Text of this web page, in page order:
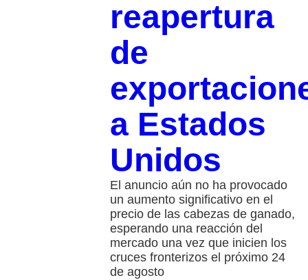
reapertura
de
a Estados
Unidos
El anuncio aún no ha provocado
un aumento significativo en el
precio de las cabezas de ganado,
esperando una reacción del
mercado una vez que inicien los
cruces fronterizos el próximo 24
de agosto